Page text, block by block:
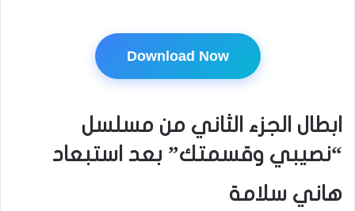
Download Now
ابطال الجزء الثاني من مسلسل
“نصيبي وقسمتك” بعد استبعاد
هاني سلامة